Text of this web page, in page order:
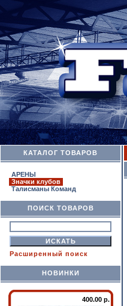
КАТАЛОГ ТОВАРОВ
АРЕНЫ
Значки клубов
Талисманы Команд
ПОИСК ТОВАРОВ
Расширенный поиск
НОВИНКИ
400.00 р.